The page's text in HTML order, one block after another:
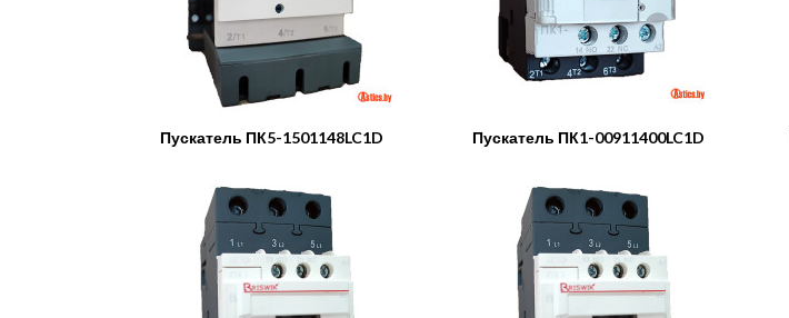
Пускатель ПК5-1501148LC1D Пускатель ПК1-00911400LC1D